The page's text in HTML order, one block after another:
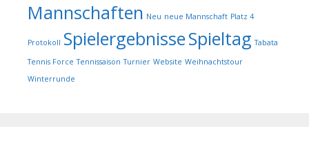
Mannschaften Neu neue Mannschaft Platz 4
Protokoll SpielergebnisseSpieltag Tabata
Tennis Force Tennissaison Turnier Website Weihnachtstour
Winterrunde